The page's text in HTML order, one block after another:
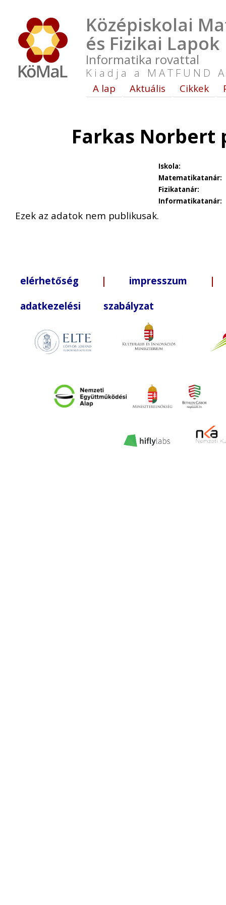
Középiskolai
és Fizikai Lapok
Informatika rovattal
Kiadja a MATFUND
A lap Aktuális Cikkek
Farkas Norbert
Iskola:
Matematikatanár:
Fizikatanár:
Informatikatanár:
Ezek az adatok nem publikusak.
elérhetőség | impresszum |
adatkezelési szabályzat